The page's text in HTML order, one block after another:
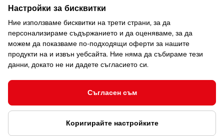
Система за лоялни клиенти Монтаж и поддръжка
Рекламации и гаранция
Защита на лични данни Открийте ни в ShopMania
Настройки за бисквитки
Ние използваме бисквитки на трети страни, за да
персонализираме съдържанието и да оценяваме, за да
можем да показваме по-подходящи оферти за нашите
продукти на и извън уебсайта. Ние няма да събираме тези
данни, докато не ни дадете съгласието си.
Съгласен съм
Коригирайте настройките